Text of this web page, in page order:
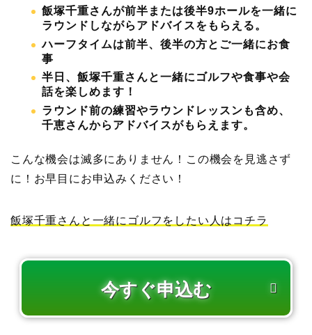
飯塚千重さんが前半または後半9ホールを一緒に
ラウンドしながらアドバイスをもらえる。
ハーフタイムは前半、後半の方とご一緒にお食
事
半日、飯塚千重さんと一緒にゴルフや食事や会
話を楽しめます！
ラウンド前の練習やラウンドレッスンも含め、
千恵さんからアドバイスがもらえます。
こんな機会は滅多にありません！この機会を見逃さず
に！お早目にお申込みください！
飯塚千重さんと一緒にゴルフをしたい人はコチラ